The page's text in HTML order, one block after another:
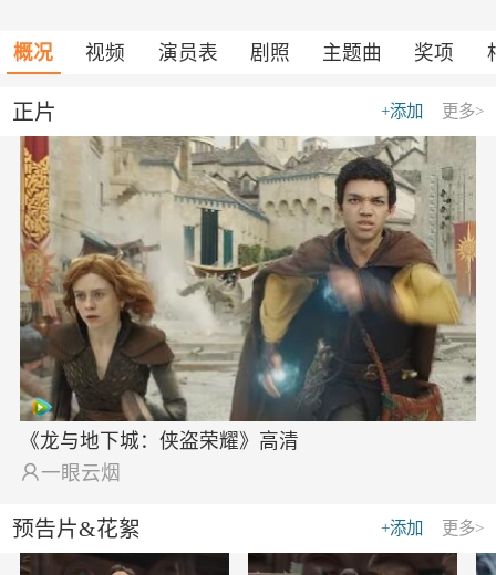
概况 视频 演员表 剧照 主题曲 奖项
更多>
+添加
正片
《龙与地下城：侠盗荣耀》高清
 一眼云烟
更多>
+添加
预告片&花絮